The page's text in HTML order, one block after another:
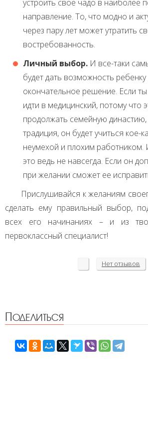
устроить свое чадо в наиболее
направление. То, что модно и
через пару лет может утратить
востребованность.
Личный выбор. И все-таки
будет дать возможность
окончательное решение. Если
идти в медицинский, потому что
продолжать семейную династию,
традиция, он будет учиться кое-
неумехой и плохим работником.
это ведь не навсегда. Если он
при желании сможет ее
Прислушивайся к желаниям
сделать ему правильный выбор,
всех его начинаниях – и из
первоклассный специалист!
Нет отзывов
Поделиться